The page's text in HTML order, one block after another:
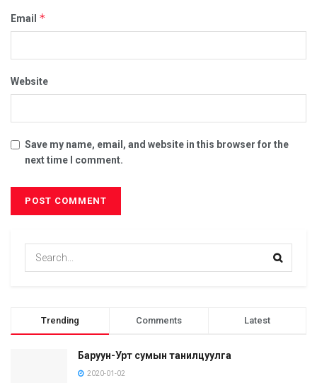
Email *
Website
Save my name, email, and website in this browser for the
next time I comment.
Trending Comments Latest
Баруун-Урт сумын танилцуулга
2020-01-02